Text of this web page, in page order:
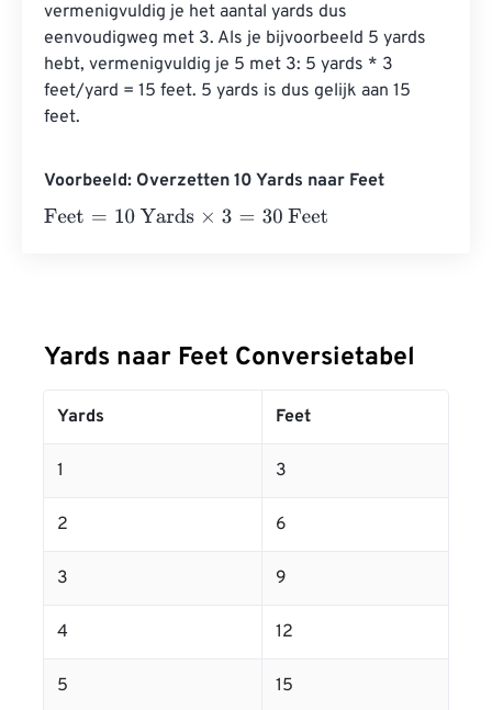
vermenigvuldig je het aantal yards dus
eenvoudigweg met 3. Als je bijvoorbeeld 5 yards
hebt, vermenigvuldig je 5 met 3: 5 yards * 3
feet/yard = 15 feet. 5 yards is dus gelijk aan 15
feet.
Voorbeeld: Overzetten 10 Yards naar Feet
Feet= 10 Yards×3=30 Feet
Yards naar Feet Conversietabel
Yards Feet
1 3
2 6
3 9
4 12
5 15